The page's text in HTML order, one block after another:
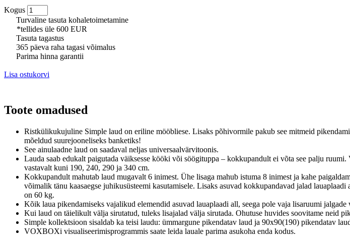
Kogus
Turvaline tasuta kohaletoimetamine
*tellides üle 600 EUR
Tasuta tagastus
365 päeva raha tagasi võimalus
Parima hinna garantii
Lisa ostukorvi
Toote omadused
Ristkülikukujuline Simple laud on eriline mööbliese. Lisaks põhivormile pakub see mitmeid
mõeldud suurejooneliseks banketiks!
See ainulaadne laud on saadaval neljas universaalvärvitoonis.
Lauda saab edukalt paigutada väiksesse kööki või söögituppa – kokkupandult ei võta see palju
vastavalt kuni 190, 240, 290 ja 340 cm.
Kokkupandult mahutab laud mugavalt 6 inimest. Ühe lisaga mahub istuma 8 inimest ja kahe
võimalik tänu kaasaegse juhikusüsteemi kasutamisele. Lisaks asuvad kokkupandavad jalad
on 60 kg.
Kõik laua pikendamiseks vajalikud elemendid asuvad lauaplaadi all, seega pole vaja lisaruumi jalgade
Kui laud on täielikult välja sirutatud, tuleks lisajalad välja sirutada. Ohutuse huvides soovitame neid
Simple kollektsioon sisaldab ka teisi laudu: ümmargune pikendatav laud ja 90x90(190) pikendatav
VOXBOXi visualiseerimisprogrammis saate leida lauale parima asukoha enda kodus.